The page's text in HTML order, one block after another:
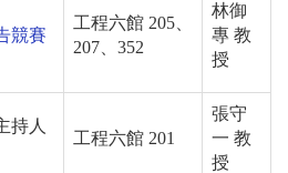
競賽
工程六館 205
207
352
林御
專 教
授
持人
工程六館 201
張守
一 教
授